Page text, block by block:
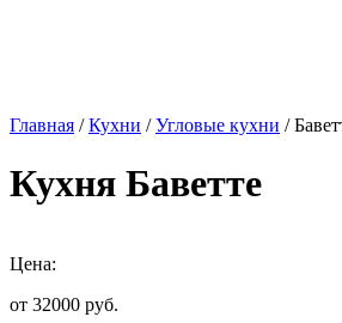
Главная /Кухни /Угловые кухни /
Кухня Баветте
Цена:
от 32000 руб.